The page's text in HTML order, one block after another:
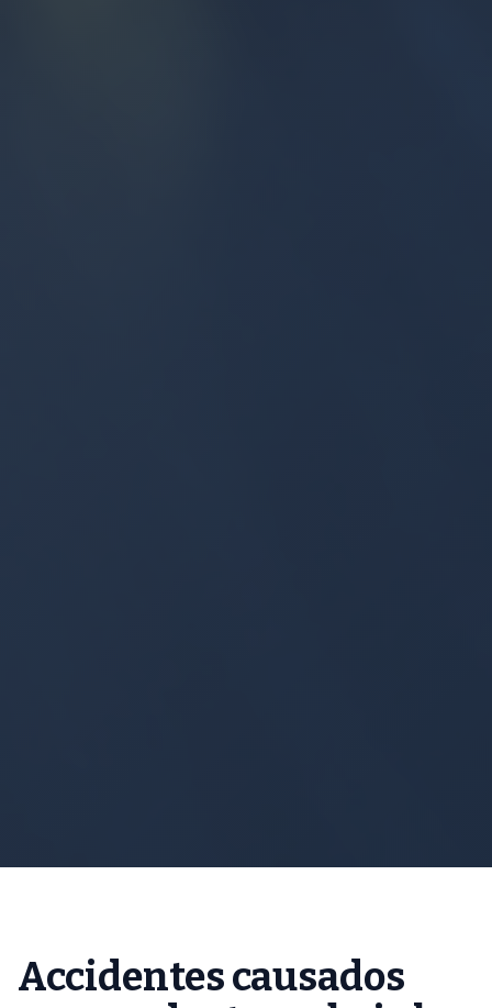
Accidentes causados